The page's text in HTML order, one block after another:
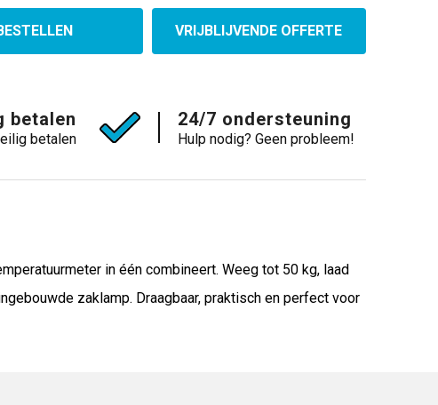
VRIJBLIJVENDE OFFERTE
betalen
betalen
24/7 ondersteuning
Hulp nodig? Geen probleem!
in één combineert. Weeg tot 50 kg, laad
zaklamp. Draagbaar, praktisch en perfect voor